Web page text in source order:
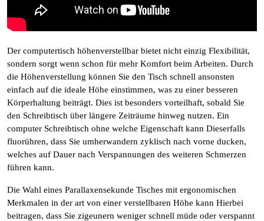
Der computertisch höhenverstellbar bietet nicht einzig Flexibilität,
sondern sorgt wenn schon für mehr Komfort beim Arbeiten. Durch
die Höhenverstellung können Sie den Tisch schnell ansonsten
einfach auf die ideale Höhe einstimmen, was zu einer besseren
Körperhaltung beiträgt. Dies ist besonders vorteilhaft, sobald Sie
den Schreibtisch über längere Zeiträume hinweg nutzen. Ein
computer Schreibtisch ohne welche Eigenschaft kann Dieserfalls
fluorühren, dass Sie umherwandern zyklisch nach vorne ducken,
welches auf Dauer nach Verspannungen des weiteren Schmerzen
führen kann.
Die Wahl eines Parallaxensekunde Tisches mit ergonomischen
Merkmalen in der art von einer verstellbaren Höhe kann Hierbei
beitragen, dass Sie zigeunern weniger schnell müde oder verspannt